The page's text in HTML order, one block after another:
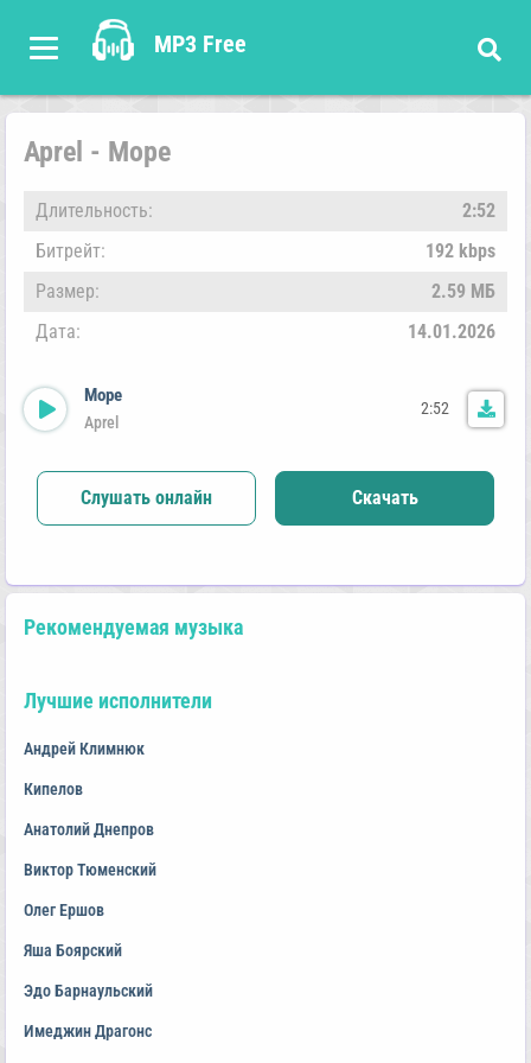
MP3 Free
Aprel - Море
Длительность:
2:52
Битрейт:
192 kbps
Размер:
2.59 МБ
Дата:
14.01.2026
Море
Aprel
2:52
Слушать онлайн Скачать
Рекомендуемая музыка
Лучшие исполнители
Андрей Климнюк
Кипелов
Анатолий Днепров
Виктор Тюменский
Олег Ершов
Яша Боярский
Эдо Барнаульский
Имеджин Драгонс